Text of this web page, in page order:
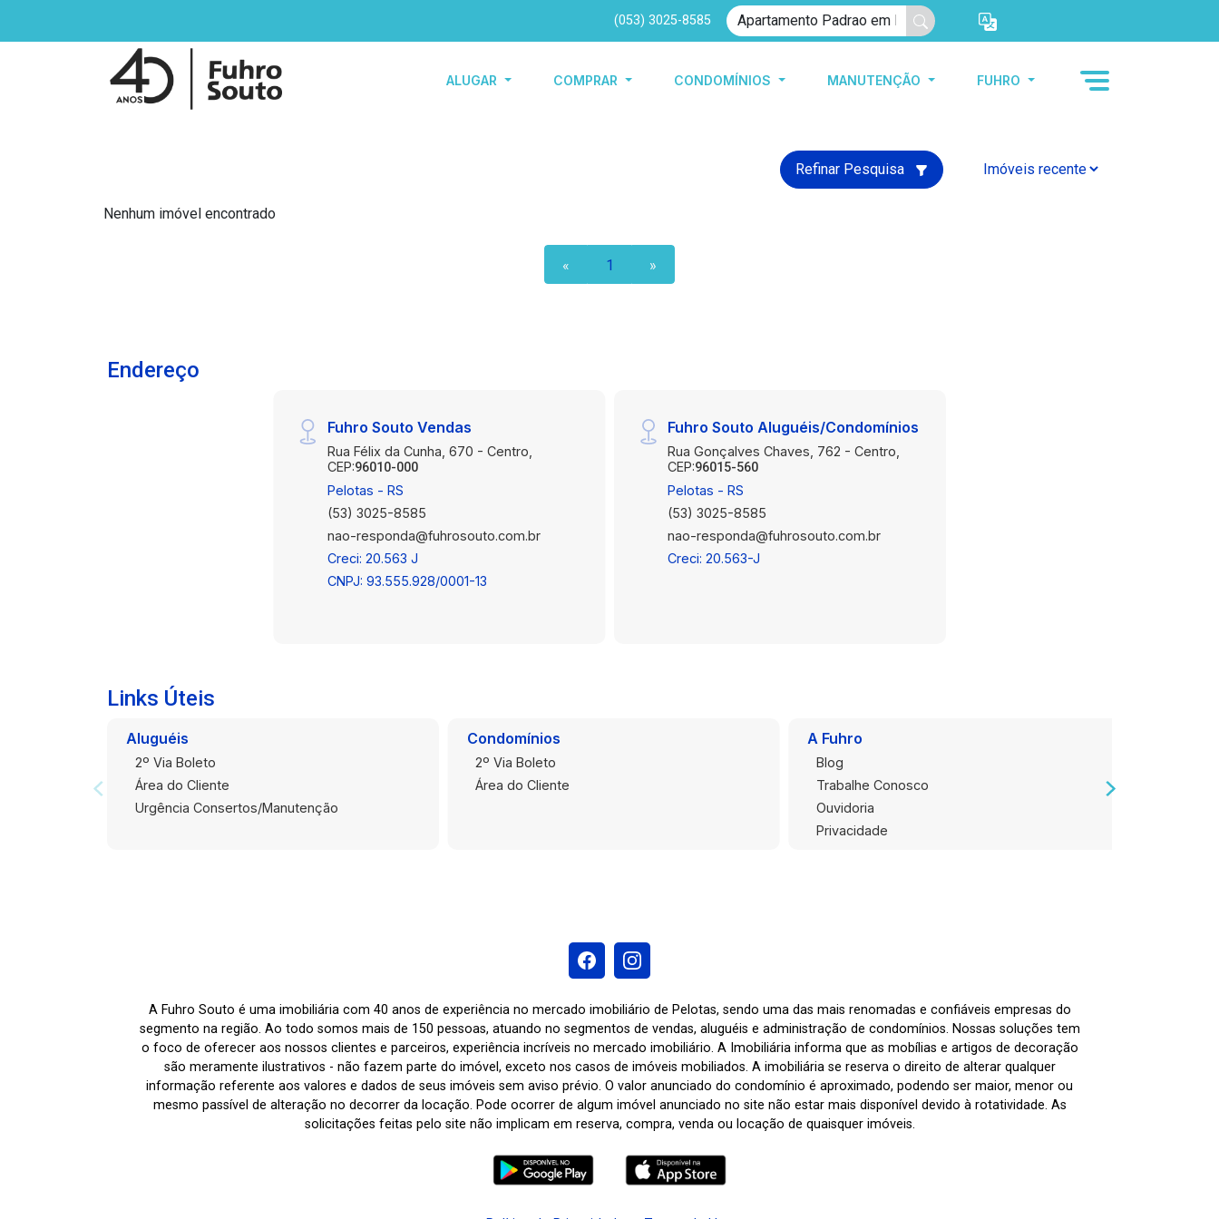
(053) 3025-8585
ALUGAR COMPRAR CONDOMÍNIOS MANUTENÇÃO FUHRO
Refinar Pesquisa
Nenhum imóvel encontrado
« 1 »
Endereço
Fuhro Souto Vendas
Rua Félix da Cunha, 670 - Centro,
CEP:96010-000
Pelotas - RS
(53) 3025-8585
nao-responda@fuhrosouto.com.br
Creci: 20.563 J
CNPJ: 93.555.928/0001-13
Fuhro Souto Aluguéis/Condomínios
Rua Gonçalves Chaves, 762 - Centro,
CEP:96015-560
Pelotas - RS
(53) 3025-8585
nao-responda@fuhrosouto.com.br
Creci: 20.563-J
Links Úteis
Aluguéis
2º Via Boleto
Área do Cliente
Urgência Consertos/Manutenção
Condomínios
2º Via Boleto
Área do Cliente
A Fuhro
Blog
Trabalhe Conosco
Ouvidoria
Privacidade
A Fuhro Souto é uma imobiliária com 40 anos de experiência no mercado imobiliário de Pelotas, sendo uma das mais renomadas e confiáveis empresas do
segmento na região. Ao todo somos mais de 150 pessoas, atuando no segmentos de vendas, aluguéis e administração de condomínios. Nossas soluções tem
o foco de oferecer aos nossos clientes e parceiros, experiência incríveis no mercado imobiliário. A Imobiliária informa que as mobílias e artigos de decoração
são meramente ilustrativos - não fazem parte do imóvel, exceto nos casos de imóveis mobiliados. A imobiliária se reserva o direito de alterar qualquer
informação referente aos valores e dados de seus imóveis sem aviso prévio. O valor anunciado do condomínio é aproximado, podendo ser maior, menor ou
mesmo passível de alteração no decorrer da locação. Pode ocorrer de algum imóvel anunciado no site não estar mais disponível devido à rotatividade. As
solicitações feitas pelo site não implicam em reserva, compra, venda ou locação de quaisquer imóveis.